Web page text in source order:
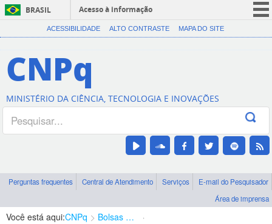
BRASIL
Acesso à informação
CORONAVÍRUS (COVID-19)
Canais
ACESSIBILIDADE ALTO CONTRASTE MAPA DO SITE
CNPq
MINISTÉRIO DA CIÊNCIA, TECNOLOGIA E INOVAÇÕES
Perguntas frequentes Central de Atendimento Serviços
E-mail do Pesquisador
Área de imprensa
Você está aqui:CNPq Bolsas e Auxílios Vigentes